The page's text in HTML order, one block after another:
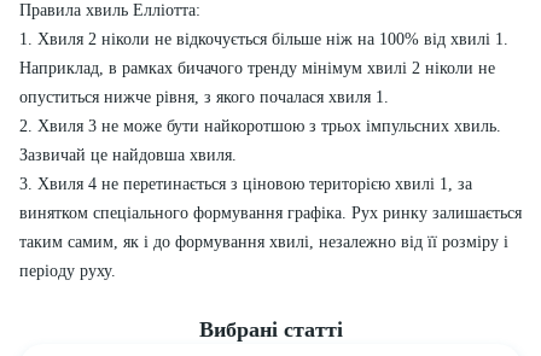
Правила хвиль Елліотта:
1. Хвиля 2 ніколи не відкочується більше ніж на 100% від хвилі 1.
Наприклад, в рамках бичачого тренду мінімум хвилі 2 ніколи не
опуститься нижче рівня, з якого почалася хвиля 1.
2. Хвиля 3 не може бути найкоротшою з трьох імпульсних хвиль.
Зазвичай це найдовша хвиля.
3. Хвиля 4 не перетинається з ціновою територією хвилі 1, за
винятком спеціального формування графіка. Рух ринку залишається
таким самим, як і до формування хвилі, незалежно від її розміру і
періоду руху.
Вибрані статті